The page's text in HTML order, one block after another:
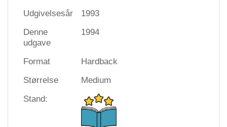
Udgivelsesår
1993
Denne
udgave
1994
Format
Hardback
Størrelse
Medium
Stand: